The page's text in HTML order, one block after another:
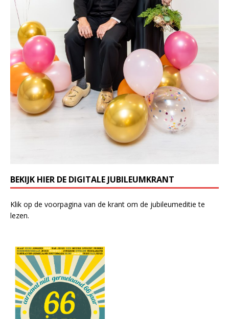
BEKIJK HIER DE DIGITALE JUBILEUMKRANT
Klik op de voorpagina van de krant om de jubileumeditie te
lezen.